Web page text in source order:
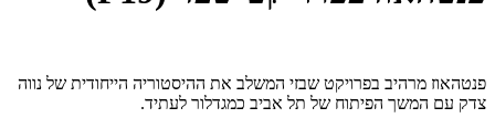
פנטהאוז מרהיב בפרויקט שבזי המשלב את ההיסטוריה הייחודית של נווה
צדק עם המשך הפיתוח של תל אביב כמגדלור לעתיד.